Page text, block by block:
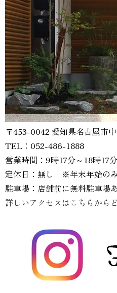
〒453-0042 愛知県名古屋市
TEL：052-486-1888
営業時間：9時17分～18時17分
定休日：無し ※年末年始の
駐車場：店舗前に無料駐車場
詳しいアクセスはこちらからど